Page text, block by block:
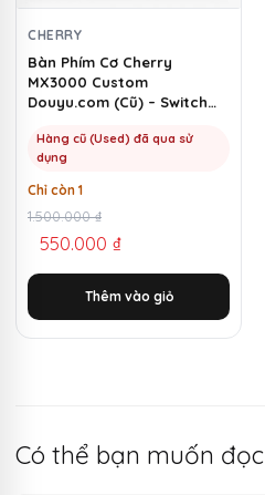
CHERRY
Bàn Phím Cơ Cherry
MX3000 Custom
Douyu.com (Cũ) – Switch
Hàng cũ (Used) đã qua sử
dụng
Chỉ còn 1
1.500.000₫
Giá
gốc
là:
1.500.000 ₫.
550.000 ₫
Giá
hiện
tại
là:
550.000 ₫.
Thêm vào giỏ
Có thể bạn muốn đọc